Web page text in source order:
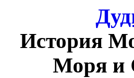
История
Моря и